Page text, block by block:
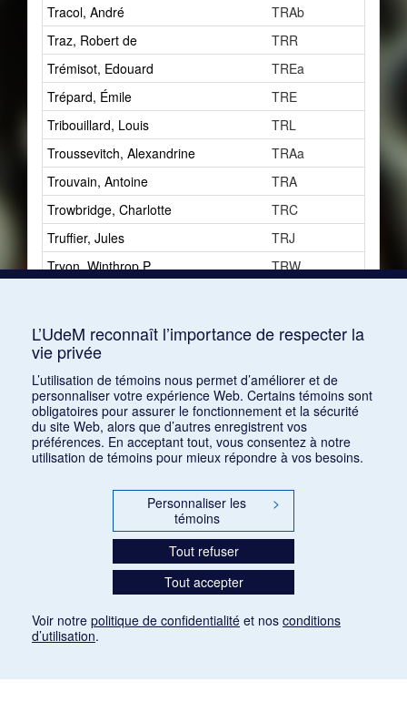
Tracol, André
TRAb
Traz, Robert de
TRR
1
Trémisot, Edouard
TREa
Trépard, Émile
TRE
Tribouillard, Louis
TRL
Troussevitch, Alexandrine
TRAa
Trouvain, Antoine
TRA
Trowbridge, Charlotte
TRC
Truffier, Jules
TRJ
Tryon, Winthrop P.
TRW
1
Tybalt
L’UdeM reconnaît l’importance de respecter la
vie privée
L’utilisation de témoins nous permet d’améliorer et de
personnaliser votre expérience Web. Certains témoins sont
obligatoires pour assurer le fonctionnement et la sécurité
du site Web, alors que d’autres enregistrent vos
préférences. En acceptant tout, vous consentez à notre
utilisation de témoins pour mieux répondre à vos besoins.
Personnaliser les
témoins
>
Tout refuser
Tout accepter
Voir notre politique de confidentialité et nos conditions
d’utilisation.